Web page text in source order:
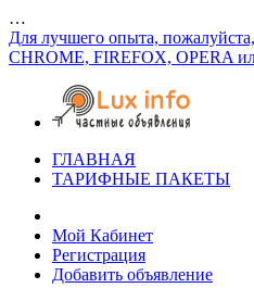
…
Для лучшего опыта,
CHROME, FIREFOX, OPERA
ГЛАВНАЯ
ТАРИФНЫЕ ПАКЕТЫ
Мой Кабинет
Регистрация
Добавить объявление